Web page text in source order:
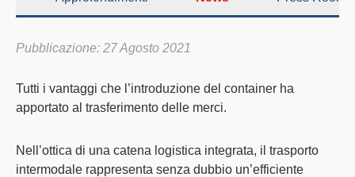
Pubblicazione: 27 Agosto 2021
Tutti i vantaggi che l’introduzione del container ha
apportato al trasferimento delle merci.
Nell’ottica di una catena logistica integrata, il trasporto
intermodale rappresenta senza dubbio un’efficiente